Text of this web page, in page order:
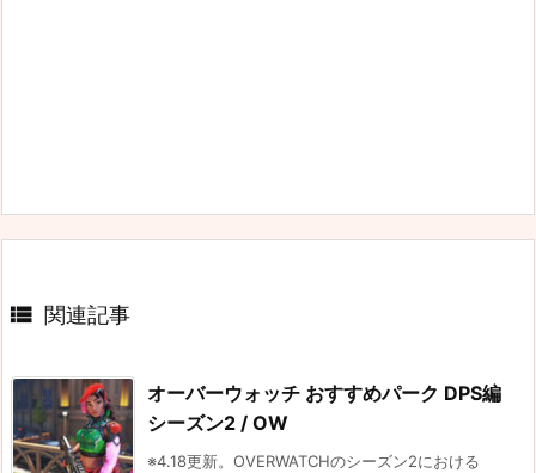
 関連記事
オーバーウォッチ おすすめパーク DPS編
シーズン2 / OW
※4.18更新。OVERWATCHのシーズン2における